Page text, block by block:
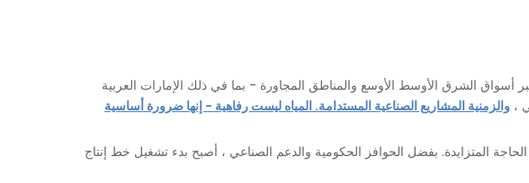
الشرق الأوسط الأوسع والمناطق المجاورة - بما في ذلك الإمارات العربية
، والزمنية المشاريع الصناعية المستدامة. المياه ليست رفاهية - إنها ضرورة أساسية
المتزايدة. بفضل الحوافز الحكومية والدعم الصناعي ، أصبح بدء تشغيل خط إنتاج